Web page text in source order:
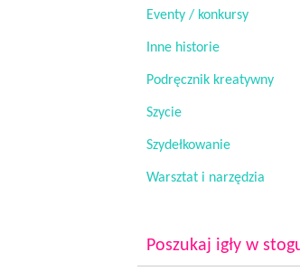
Eventy / konkursy
Inne historie
Podręcznik kreatywny
Szycie
Szydełkowanie
Warsztat i narzędzia
Poszukaj igły w